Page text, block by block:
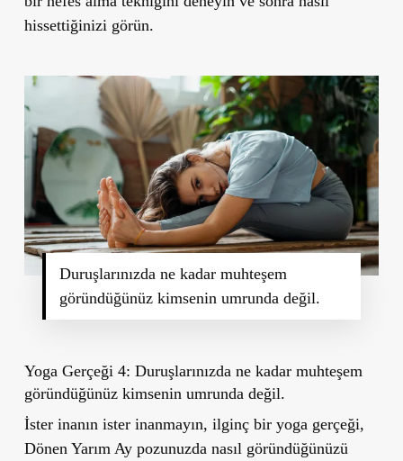
hissettiğinizi görün.
Duruşlarınızda ne kadar muhteşem
göründüğünüz kimsenin umrunda değil.
Yoga Gerçeği 4: Duruşlarınızda ne kadar muhteşem
göründüğünüz kimsenin umrunda değil.
İster inanın ister inanmayın, ilginç bir yoga gerçeği,
Dönen Yarım Ay pozunuzda nasıl göründüğünüzü